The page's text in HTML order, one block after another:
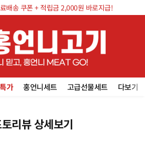
배송 쿠폰 + 적립금 2,000원 바로지급!
가 홍언니세트 고급선물세트 다보기
리뷰 상세보기